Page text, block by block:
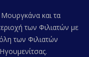
και τα
των Φιλιατών με
των Φιλιατών